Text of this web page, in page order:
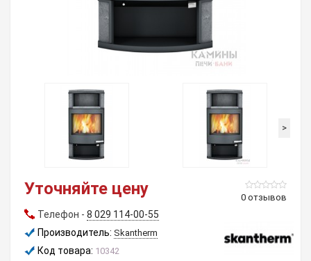
>
0 отзывов
Уточняйте цену
Телефон - 8 029 114-00-55
Производитель: Skantherm
Код товара: 10342